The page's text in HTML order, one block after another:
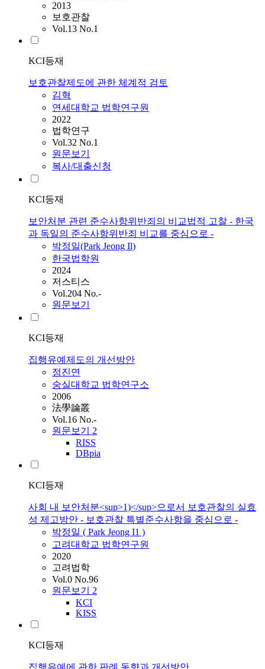
2013
보호관찰
Vol.13 No.1
KCI등재
보호관찰제도에 관한 체계적 검토
김혁
연세대학교 법학연구원
2022
법학연구
Vol.32 No.1
원문보기
복사/대출신청
KCI등재
보안처분 관련 준수사항위반죄의 비교법적 고찰 - 한국
과 독일의 준수사항위반죄 비교를 중심으로 -
박정일(Park Jeong Il)
한국법학원
2024
저스티스
Vol.204 No.-
원문보기
KCI등재
집행유예제도의 개선방안
정진연
숭실대학교 법학연구소
2006
法學論叢
Vol.16 No.-
원문보기 2
RISS
DBpia
KCI등재
사회 내 보안처분<sup>1)</sup>으로서 보호관찰의 실효
성 제고방안 - 보호관찰 특별준수사항을 중심으로 -
박정일 ( Park Jeong I1 )
고려대학교 법학연구원
2020
고려법학
Vol.0 No.96
원문보기 2
KCI
KISS
KCI등재